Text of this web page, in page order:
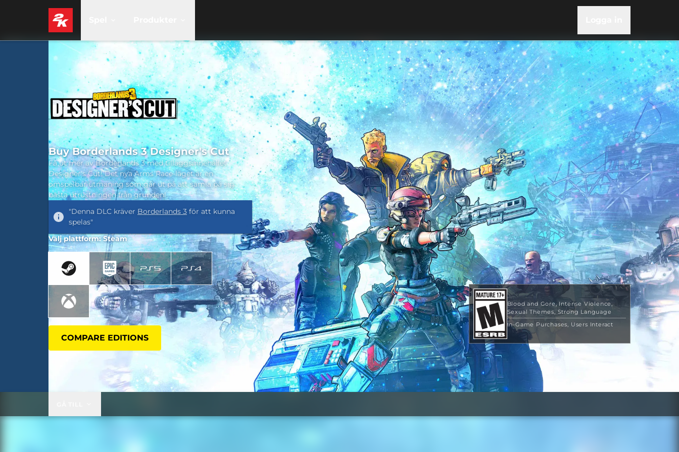
Blood and Gore
Intense Violence
Sexual Themes Strong Language
In-Game Purchases
Users Interact
Buy Borderlands 3 Designer's Cut
Få ut mer av Borderlands 3 med tilläggsinnehållet
Designer's Cut! Det nya Arms Race-läget är en
omspelbar utmaning som går ut på att samla på sig
bästa utrustningen från grunden!
"Denna DLC kräver Borderlands 3 för att kunna
spelas"
Välj plattform: Steam
COMPARE EDITIONS